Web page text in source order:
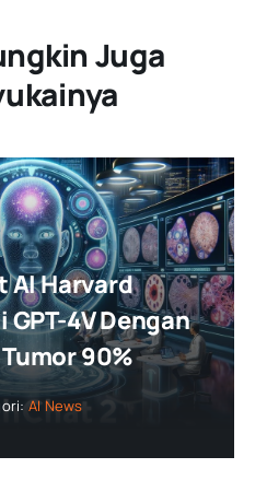
Juga
AI Harvard
4V Dengan
90%
AI News